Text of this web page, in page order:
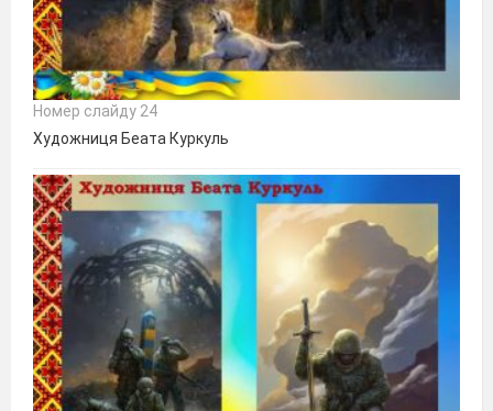
Номер слайду 24
Художниця Беата Куркуль